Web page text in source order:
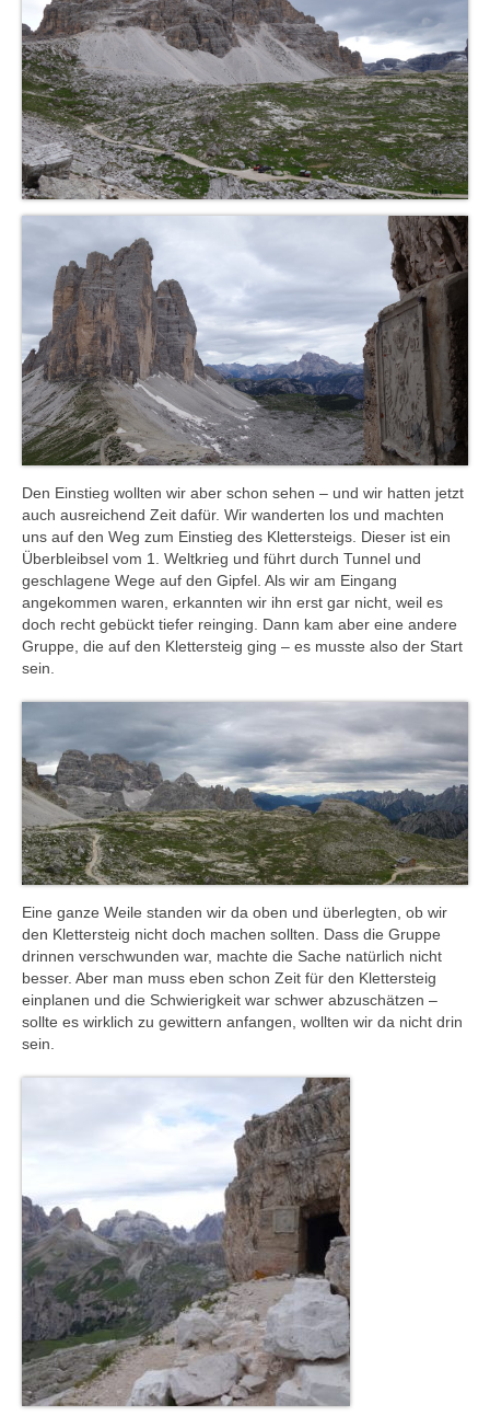
Den Einstieg wollten wir aber schon sehen – und wir hatten jetzt
auch ausreichend Zeit dafür. Wir wanderten los und machten
uns auf den Weg zum Einstieg des Klettersteigs. Dieser ist ein
Überbleibsel vom 1. Weltkrieg und führt durch Tunnel und
geschlagene Wege auf den Gipfel. Als wir am Eingang
angekommen waren, erkannten wir ihn erst gar nicht, weil es
doch recht gebückt tiefer reinging. Dann kam aber eine andere
Gruppe, die auf den Klettersteig ging – es musste also der Start
sein.
Eine ganze Weile standen wir da oben und überlegten, ob wir
den Klettersteig nicht doch machen sollten. Dass die Gruppe
drinnen verschwunden war, machte die Sache natürlich nicht
besser. Aber man muss eben schon Zeit für den Klettersteig
einplanen und die Schwierigkeit war schwer abzuschätzen –
sollte es wirklich zu gewittern anfangen, wollten wir da nicht drin
sein.